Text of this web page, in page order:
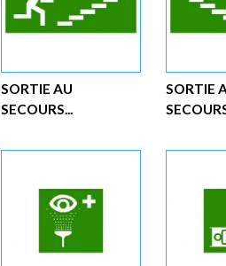
SORTIE AU
SECOURS...
SORTIE